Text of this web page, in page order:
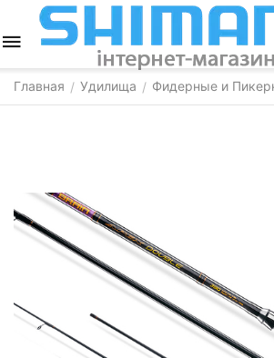
Главная / Удилища / Фидерные и